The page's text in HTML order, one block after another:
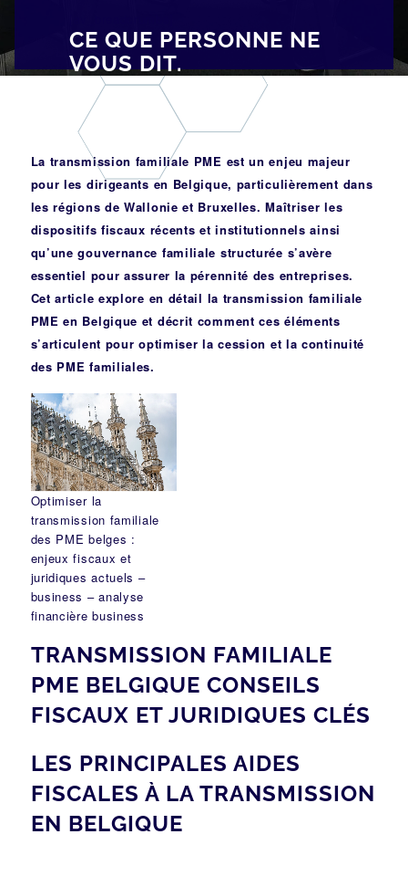
CE QUE PERSONNE NE
VOUS DIT.
La transmission familiale PME est un enjeu majeur
pour les dirigeants en Belgique, particulièrement dans
les régions de Wallonie et Bruxelles. Maîtriser les
dispositifs fiscaux récents et institutionnels ainsi
qu’une gouvernance familiale structurée s’avère
essentiel pour assurer la pérennité des entreprises.
Cet article explore en détail la transmission familiale
PME en Belgique et décrit comment ces éléments
s’articulent pour optimiser la cession et la continuité
des PME familiales.
Optimiser la
transmission familiale
des PME belges :
enjeux fiscaux et
juridiques actuels –
business – analyse
financière business
TRANSMISSION FAMILIALE
PME BELGIQUE CONSEILS
FISCAUX ET JURIDIQUES CLÉS
LES PRINCIPALES AIDES
FISCALES À LA TRANSMISSION
EN BELGIQUE